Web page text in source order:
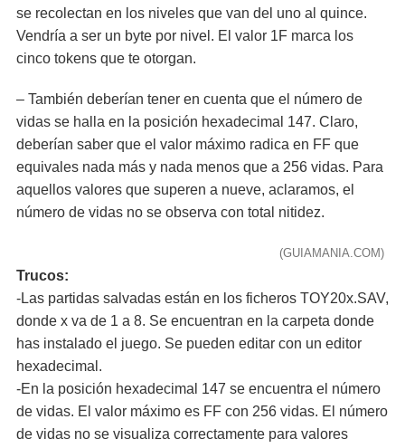
se recolectan en los niveles que van del uno al quince.
Vendría a ser un byte por nivel. El valor 1F marca los
cinco tokens que te otorgan.
– También deberían tener en cuenta que el número de
vidas se halla en la posición hexadecimal 147. Claro,
deberían saber que el valor máximo radica en FF que
equivales nada más y nada menos que a 256 vidas. Para
aquellos valores que superen a nueve, aclaramos, el
número de vidas no se observa con total nitidez.
(GUIAMANIA.COM)
Trucos:
-Las partidas salvadas están en los ficheros TOY20x.SAV,
donde x va de 1 a 8. Se encuentran en la carpeta donde
has instalado el juego. Se pueden editar con un editor
hexadecimal.
-En la posición hexadecimal 147 se encuentra el número
de vidas. El valor máximo es FF con 256 vidas. El número
de vidas no se visualiza correctamente para valores